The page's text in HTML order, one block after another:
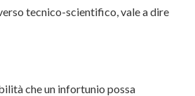
tecnico-scientifico, vale a dire
che un infortunio possa